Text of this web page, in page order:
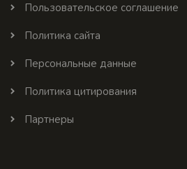
Пользовательское соглашение
Политика сайта
Персональные данные
Политика цитирования
Партнеры